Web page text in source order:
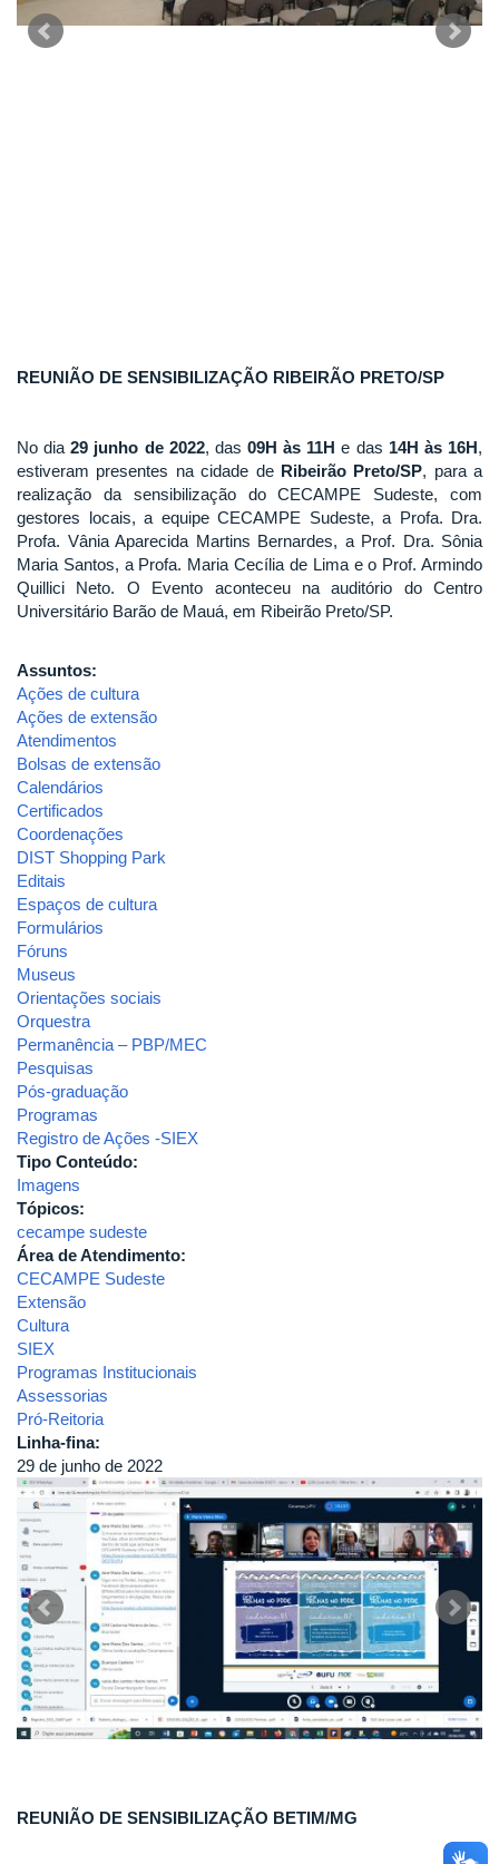
REUNIÃO DE SENSIBILIZAÇÃO RIBEIRÃO PRETO/SP
No dia29 junho de 2022, das09H às 11H e das 14H às 16H,
estiveram presentes na cidade de Ribeirão Preto/SP, para a
realização da sensibilização do CECAMPE Sudeste, com
gestores locais, a equipe CECAMPE Sudeste, a Profa. Dra.
Profa. Vânia Aparecida Martins Bernardes, a Prof. Dra. Sônia
Maria Santos, a Profa. Maria Cecília de Lima e o Prof. Armindo
Quillici Neto. O Evento aconteceu na auditório do Centro
Universitário Barão de Mauá, em Ribeirão Preto/SP.
Assuntos:
Ações de cultura
Ações de extensão
Atendimentos
Bolsas de extensão
Calendários
Certificados
Coordenações
DIST Shopping Park
Editais
Espaços de cultura
Formulários
Fóruns
Museus
Orientações sociais
Orquestra
Permanência – PBP/MEC
Pesquisas
Pós-graduação
Programas
Registro de Ações -SIEX
Tipo Conteúdo:
Imagens
Tópicos:
cecampe sudeste
Área de Atendimento:
CECAMPE Sudeste
Extensão
Cultura
SIEX
Programas Institucionais
Assessorias
Pró-Reitoria
Linha-fina:
29 de junho de 2022
REUNIÃO DE SENSIBILIZAÇÃO BETIM/MG